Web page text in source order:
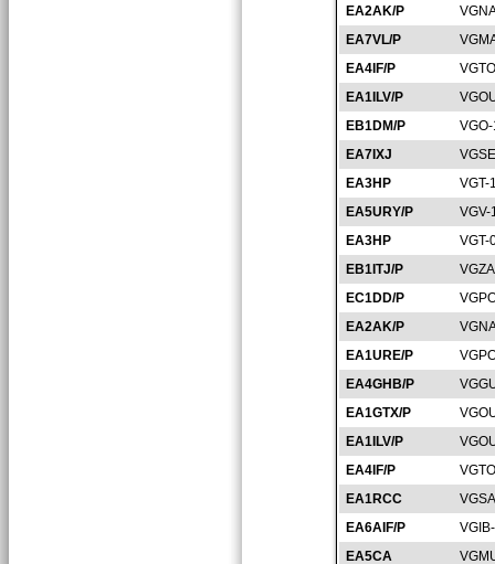
EA2AK/P
EA7VL/P
EA4IF/P
EA1ILV/P
EB1DM/P
EA7IXJ
EA3HP
VGT-
EA5URY/P
VGV-
EA3HP
VGT-
EB1ITJ/P
EC1DD/P
EA2AK/P
EA1URE/P
EA4GHB/P
EA1GTX/P
EA1ILV/P
EA4IF/P
EA1RCC
EA6AIF/P
EA5CA